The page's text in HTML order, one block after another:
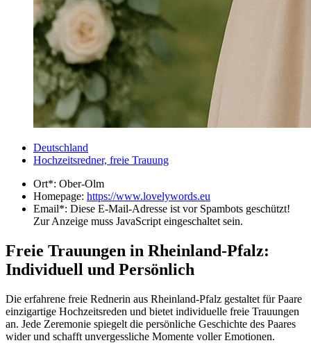
Deutschland
Hochzeitsredner, freie Trauung
Ort*: Ober-Olm
Homepage: https://www.lovelywords.eu
Email*: Diese E-Mail-Adresse ist vor Spambots geschützt!
Zur Anzeige muss JavaScript eingeschaltet sein.
Freie Trauungen in Rheinland-Pfalz:
Individuell und Persönlich
Die erfahrene freie Rednerin aus Rheinland-Pfalz gestaltet für Paare
einzigartige Hochzeitsreden und bietet individuelle freie Trauungen
an. Jede Zeremonie spiegelt die persönliche Geschichte des Paares
wider und schafft unvergessliche Momente voller Emotionen.